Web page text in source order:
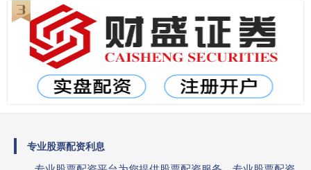
专业股票配资利息